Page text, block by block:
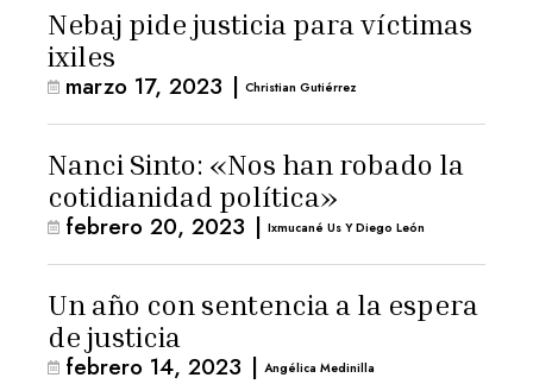
Nebaj pide justicia para víctimas
ixiles
marzo 17, 2023 | Christian Gutiérrez
Nanci Sinto: «Nos han robado la
cotidianidad política»
febrero 20, 2023 | Ixmucané Us Y Diego León
Un año con sentencia a la espera
de justicia
febrero 14, 2023 | Angélica Medinilla